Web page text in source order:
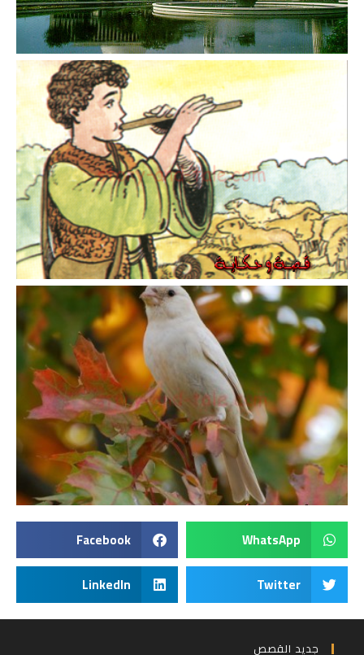
WhatsApp
Facebook
Twitter
LinkedIn
جديد القصص